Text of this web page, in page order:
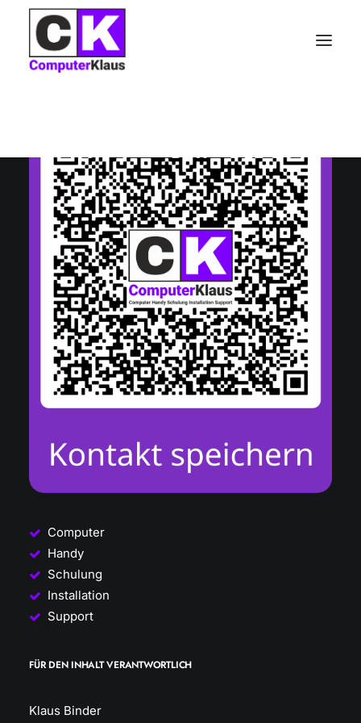
Computer
Handy
Schulung
Installation
Support
FÜR DEN INHALT VERANTWORTLICH
Klaus Binder